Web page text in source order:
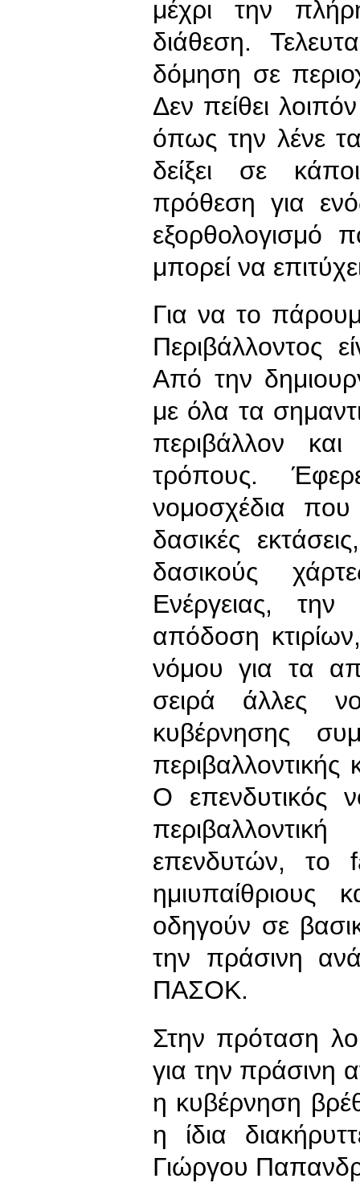
μέχρι την
διάθεση.
δόμηση σε
Δεν πείθει
όπως την λένε
δείξει σε
πρόθεση για
εξορθολογισμό
μπορεί να
Για να το
Περιβάλλοντος
Από την
με όλα τα
περιβάλλον
τρόπους.
νομοσχέδια
δασικές
δασικούς
Ενέργειας, την
απόδοση
νόμου για τα
σειρά άλλες
κυβέρνησης
περιβαλλοντικής
Ο επενδυτικός
επενδυτών, το
οδηγούν σε
την πράσινη
ΠΑΣΟΚ.
Στην πρόταση
για την πράσινη
η κυβέρνηση
η ίδια
Γιώργου